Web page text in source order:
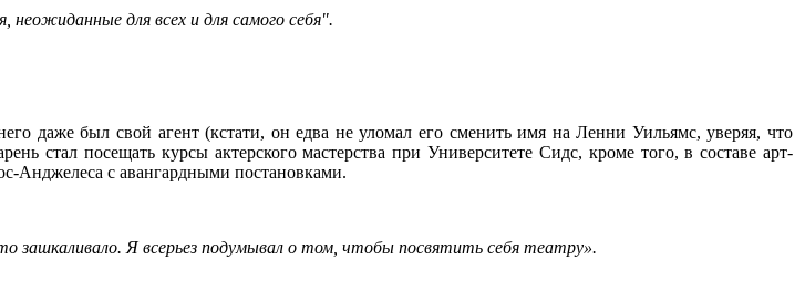
неожиданные для всех и для самого себя".
даже был свой агент (кстати, он едва не уломал его сменить имя на Ленни Уильямс, уверяя, что
стал посещать курсы актерского мастерства при Университете Сидс, кроме того, в составе арт-
Анджелеса с авангардными постановками.
зашкаливало. Я всерьез подумывал о том, чтобы посвятить себя театру».